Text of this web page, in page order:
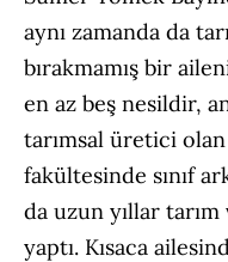
aynı zamanda da
bırakmamış bir
en az beş nesildir,
tarımsal üretici olan
fakültesinde sınıf
da uzun yıllar
yaptı. Kısaca